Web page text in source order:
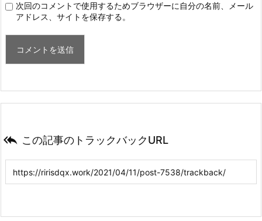
次回のコメントで使用するためブラウザーに自分の名前、メール
アドレス、サイトを保存する。
 この記事のトラックバックURL